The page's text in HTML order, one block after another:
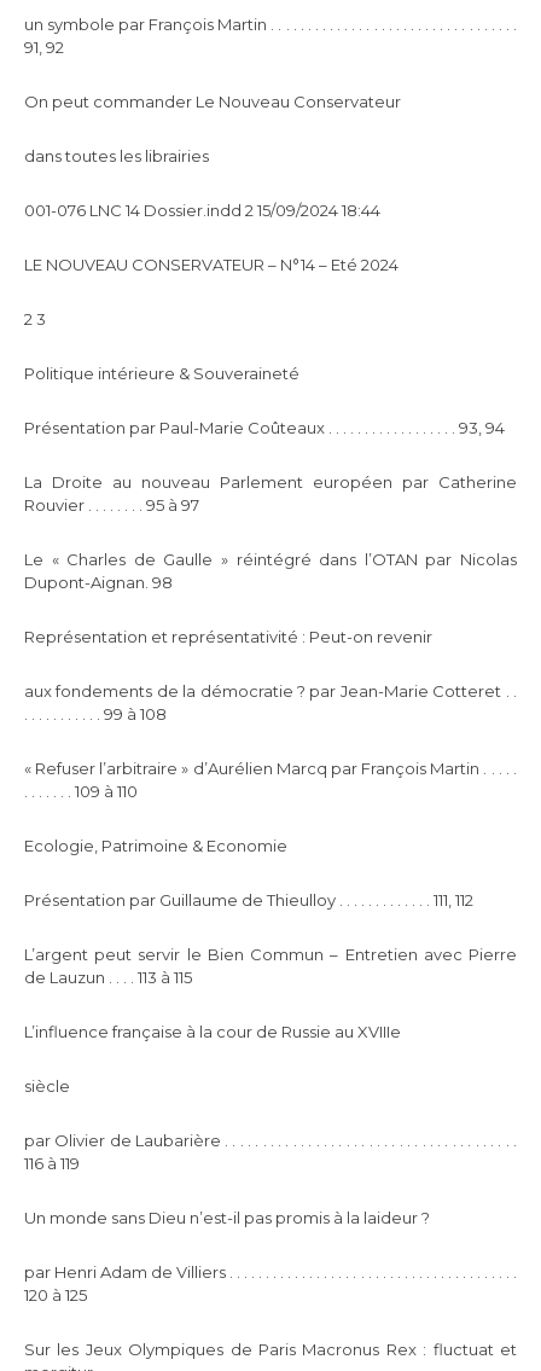
un symbole par François Martin . . . . . . . . . . . . . . . . . . . . . . . . . . . . . . . . . .
91, 92
On peut commander Le Nouveau Conservateur
dans toutes les librairies
001-076 LNC 14 Dossier.indd 2 15/09/2024 18:44
LE NOUVEAU CONSERVATEUR – N°14 – Eté 2024
2 3
Politique intérieure & Souveraineté
Présentation par Paul-Marie Coûteaux . . . . . . . . . . . . . . . . . . 93, 94
La Droite au nouveau Parlement européen par Catherine
Rouvier . . . . . . . . 95 à 97
Le « Charles de Gaulle » réintégré dans l’OTAN par Nicolas
Dupont-Aignan. 98
Représentation et représentativité : Peut-on revenir
aux fondements de la démocratie ? par Jean-Marie Cotteret . .
. . . . . . . . . . . 99 à 108
« Refuser l’arbitraire » d’Aurélien Marcq par François Martin . . . . .
. . . . . . . 109 à 110
Ecologie, Patrimoine & Economie
Présentation par Guillaume de Thieulloy . . . . . . . . . . . . . 111, 112
L’argent peut servir le Bien Commun – Entretien avec Pierre
de Lauzun . . . . 113 à 115
L’influence française à la cour de Russie au XVIIIe
siècle
par Olivier de Laubarière . . . . . . . . . . . . . . . . . . . . . . . . . . . . . . . . . . . . . . .
116 à 119
Un monde sans Dieu n’est-il pas promis à la laideur ?
par Henri Adam de Villiers . . . . . . . . . . . . . . . . . . . . . . . . . . . . . . . . . . . . . . . .
120 à 125
Sur les Jeux Olympiques de Paris Macronus Rex : fluctuat et